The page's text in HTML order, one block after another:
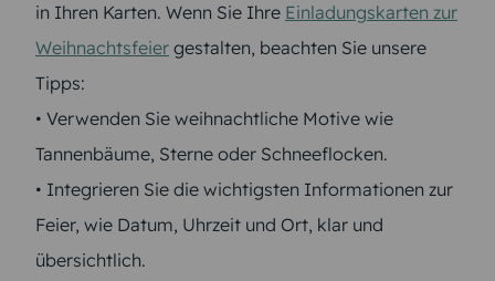
in Ihren Karten. Wenn Sie Ihre Einladungskarten zur
Weihnachtsfeier gestalten, beachten Sie unsere
Tipps:
• Verwenden Sie weihnachtliche Motive wie
Tannenbäume, Sterne oder Schneeflocken.
• Integrieren Sie die wichtigsten Informationen zur
Feier, wie Datum, Uhrzeit und Ort, klar und
übersichtlich.